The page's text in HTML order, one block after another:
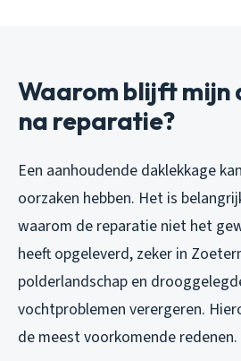
Waarom blijft mijn
na reparatie?
Een aanhoudende daklekkage
oorzaken hebben. Het is
waarom de reparatie niet het
heeft opgeleverd, zeker in
polderlandschap en
vochtproblemen verergeren.
de meest voorkomende redenen.